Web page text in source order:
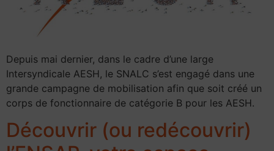
Depuis mai dernier, dans le cadre d’une large
Intersyndicale AESH, le SNALC s’est engagé dans une
grande campagne de mobilisation afin que soit créé un
corps de fonctionnaire de catégorie B pour les AESH.
Découvrir (ou redécouvrir)